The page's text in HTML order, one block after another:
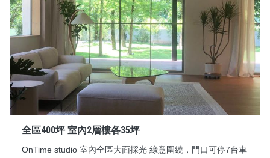
全區400坪 室內2層樓各35坪
OnTime studio 室內全區大面採光 綠意圍繞，門口可停7台車